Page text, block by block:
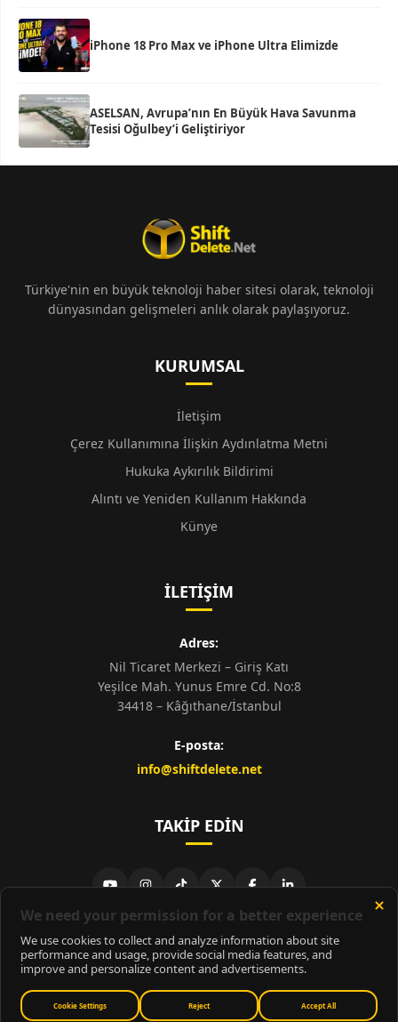
iPhone 18 Pro Max ve iPhone Ultra Elimizde
ASELSAN, Avrupa’nın En Büyük Hava Savunma
Tesisi Oğulbey’i Geliştiriyor
Türkiye'nin en büyük teknoloji haber sitesi olarak, teknoloji
dünyasından gelişmeleri anlık olarak paylaşıyoruz.
KURUMSAL
İletişim
Çerez Kullanımına İlişkin Aydınlatma Metni
Hukuka Aykırılık Bildirimi
Alıntı ve Yeniden Kullanım Hakkında
Künye
İLETIŞIM
Adres:
Nil Ticaret Merkezi – Giriş Katı
Yeşilce Mah. Yunus Emre Cd. No:8
34418 – Kâğıthane/İstanbul
E-posta:
info@shiftdelete.net
TAKIP EDIN
© 2026ShiftDelete.Net- Tüm hakları saklıdır.
ShiftDelete.Net, İnternet Medyası ve Bilişim Muhabirleri Derneği